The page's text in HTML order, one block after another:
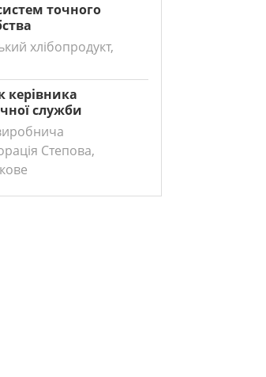
точного
хлібопродукт,
керівника
служби
Степова,